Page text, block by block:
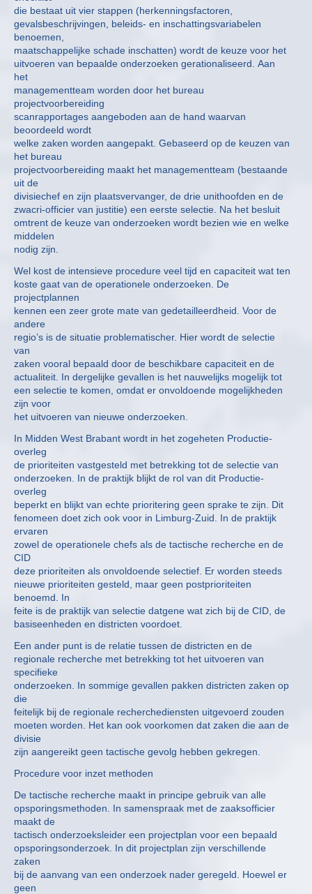
die bestaat uit vier stappen (herkenningsfactoren,
gevalsbeschrijvingen, beleids- en inschattingsvariabelen
benoemen,
maatschappelijke schade inschatten) wordt de keuze voor het
uitvoeren van bepaalde onderzoeken gerationaliseerd. Aan
het
managementteam worden door het bureau
projectvoorbereiding
scanrapportages aangeboden aan de hand waarvan
beoordeeld wordt
welke zaken worden aangepakt. Gebaseerd op de keuzen van
het bureau
projectvoorbereiding maakt het managementteam (bestaande
uit de
divisiechef en zijn plaatsvervanger, de drie unithoofden en de
zwacri-officier van justitie) een eerste selectie. Na het besluit
omtrent de keuze van onderzoeken wordt bezien wie en welke
middelen
nodig zijn.
Wel kost de intensieve procedure veel tijd en capaciteit wat ten
koste gaat van de operationele onderzoeken. De
projectplannen
kennen een zeer grote mate van gedetailleerdheid. Voor de
andere
regio’s is de situatie problematischer. Hier wordt de selectie
van
zaken vooral bepaald door de beschikbare capaciteit en de
actualiteit. In dergelijke gevallen is het nauwelijks mogelijk tot
een selectie te komen, omdat er onvoldoende mogelijkheden
zijn voor
het uitvoeren van nieuwe onderzoeken.
In Midden West Brabant wordt in het zogeheten Productie-
overleg
de prioriteiten vastgesteld met betrekking tot de selectie van
onderzoeken. In de praktijk blijkt de rol van dit Productie-
overleg
beperkt en blijkt van echte prioritering geen sprake te zijn. Dit
fenomeen doet zich ook voor in Limburg-Zuid. In de praktijk
ervaren
zowel de operationele chefs als de tactische recherche en de
CID
deze prioriteiten als onvoldoende selectief. Er worden steeds
nieuwe prioriteiten gesteld, maar geen postprioriteiten
benoemd. In
feite is de praktijk van selectie datgene wat zich bij de CID, de
basiseenheden en districten voordoet.
Een ander punt is de relatie tussen de districten en de
regionale recherche met betrekking tot het uitvoeren van
specifieke
onderzoeken. In sommige gevallen pakken districten zaken op
die
feitelijk bij de regionale recherchediensten uitgevoerd zouden
moeten worden. Het kan ook voorkomen dat zaken die aan de
divisie
zijn aangereikt geen tactische gevolg hebben gekregen.
Procedure voor inzet methoden
De tactische recherche maakt in principe gebruik van alle
opsporingsmethoden. In samenspraak met de zaaksofficier
maakt de
tactisch onderzoeksleider een projectplan voor een bepaald
opsporingsonderzoek. In dit projectplan zijn verschillende
zaken
bij de aanvang van een onderzoek nader geregeld. Hoewel er
geen